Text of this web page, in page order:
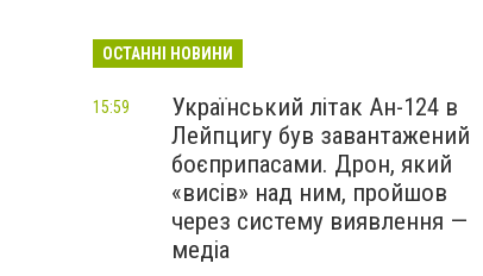
ОСТАННІ НОВИНИ
Український літак Ан-124 в
Лейпцигу був завантажений
боєприпасами. Дрон, який
«висів» над ним, пройшов
через систему виявлення —
медіа
15:59